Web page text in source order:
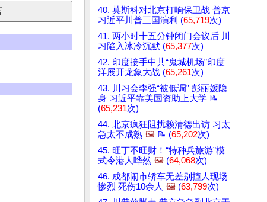
40. 莫斯科对北京打响保卫战 普京
习近平川普三国演利 (65,719次)
41. 两小时十五分钟闭门会议后 川
习陷入冰冷沉默 (65,377次)
42. 印度接手中共“鬼城机场”印度
洋展开龙象大战 (65,261次)
43. 川习会李强“被低调” 彭丽媛隐
身 习近平靠美国资助上大学 📝
(65,231次)
44. 北京疯狂阻扰赖清德出访 习太
急太不成熟 🖼️ 📝 (65,202次)
45. 旺丁不旺财！“特种兵旅游”模
式令港人哗然 🖼️ (64,068次)
46. 成都闹市轿车无差别撞人现场
惨烈 死伤10余人 🖼️ (63,799次)